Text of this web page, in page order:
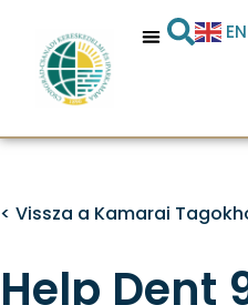
EN
< Vissza a Kamarai
Help Dent